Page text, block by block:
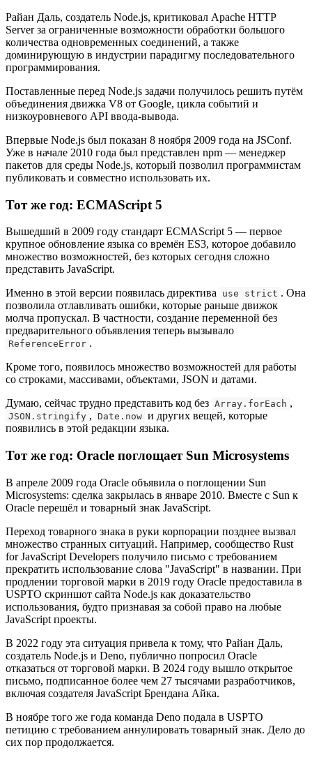
Райан Даль, создатель Node.js, критиковал Apache HTTP
Server за ограниченные возможности обработки большого
количества одновременных соединений, а также
доминирующую в индустрии парадигму последовательного
программирования.
Поставленные перед Node.js задачи получилось решить путём
объединения движка V8 от Google, цикла событий и
низкоуровневого API ввода-вывода.
Впервые Node.js был показан 8 ноября 2009 года на JSConf.
Уже в начале 2010 года был представлен npm — менеджер
пакетов для среды Node.js, который позволил программистам
публиковать и совместно использовать их.
Тот же год: ECMAScript 5
Вышедший в 2009 году стандарт ECMAScript 5 — первое
крупное обновление языка со времён ES3, которое добавило
множество возможностей, без которых сегодня сложно
представить JavaScript.
Именно в этой версии появилась директива use strict . Она
позволила отлавливать ошибки, которые раньше движок
молча пропускал. В частности, создание переменной без
предварительного объявления теперь вызывало
ReferenceError .
Кроме того, появилось множество возможностей для работы
со строками, массивами, объектами, JSON и датами.
Думаю, сейчас трудно представить код без Array.forEach ,
JSON.stringify , Date.now и других вещей, которые
появились в этой редакции языка.
Тот же год: Oracle поглощает Sun Microsystems
В апреле 2009 года Oracle объявила о поглощении Sun
Microsystems: сделка закрылась в январе 2010. Вместе с Sun к
Oracle перешёл и товарный знак JavaScript.
Переход товарного знака в руки корпорации позднее вызвал
множество странных ситуаций. Например, сообщество Rust
for JavaScript Developers получило письмо с требованием
прекратить использование слова "JavaScript" в названии. При
продлении торговой марки в 2019 году Oracle предоставила в
USPTO скриншот сайта Node.js как доказательство
использования, будто признавая за собой право на любые
JavaScript проекты.
В 2022 году эта ситуация привела к тому, что Райан Даль,
создатель Node.js и Deno, публично попросил Oracle
отказаться от торговой марки. В 2024 году вышло открытое
письмо, подписанное более чем 27 тысячами разработчиков,
включая создателя JavaScript Брендана Айка.
В ноябре того же года команда Deno подала в USPTO
петицию с требованием аннулировать товарный знак. Дело до
сих пор продолжается.